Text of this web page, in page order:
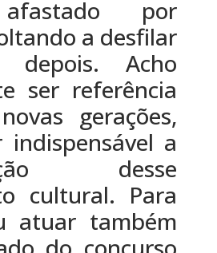
por
a desfilar
Acho
ser referência
gerações,
indispensável a
desse
cultural. Para
atuar também